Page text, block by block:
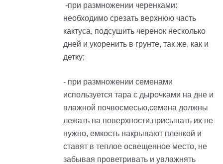
-при размножении черенками:
необходимо срезать верхнюю часть
кактуса, подсушить черенок несколько
дней и укоренить в грунте, так же, как и
детку;
- при размножении семенами
используется тара с дырочками на дне и
влажной почвосмесью,семена должны
лежать на поверхности,присыпать их не
нужно, емкость накрывают пленкой и
ставят в теплое освещенное место, не
забывая проветривать и увлажнять